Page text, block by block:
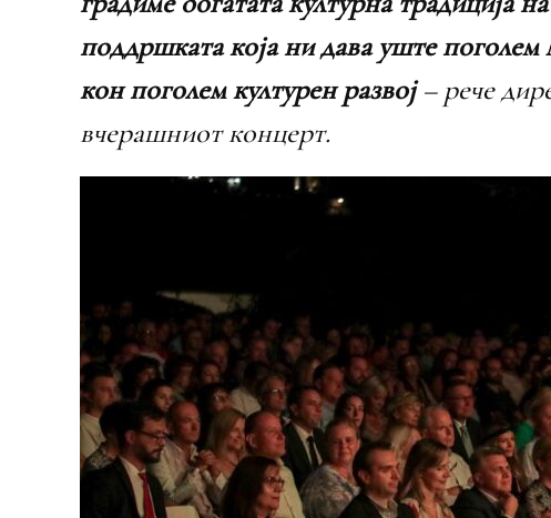
поддршката која ни дава уште поголем
кон поголем културен развој– рече
вчерашниот концерт.